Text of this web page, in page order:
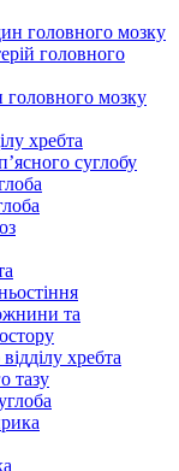
головного мозку
головного
головного мозку
хребта
суглобу
та
хребта
тазу